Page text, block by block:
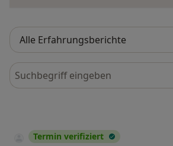
Bewertungen durchsuchen
Termin verifiziert